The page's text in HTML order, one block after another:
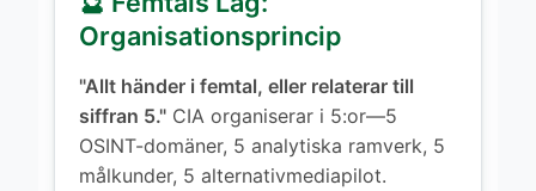
Organisationsprincip
"Allt händer i femtal, eller relaterar till
siffran 5." CIA organiserar i 5:or—5
OSINT-domäner, 5 analytiska ramverk, 5
målkunder, 5 alternativmediapilot.